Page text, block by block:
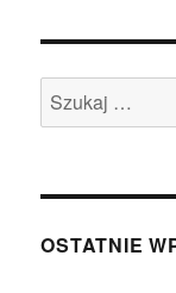
Szukaj:
OSTATNIE